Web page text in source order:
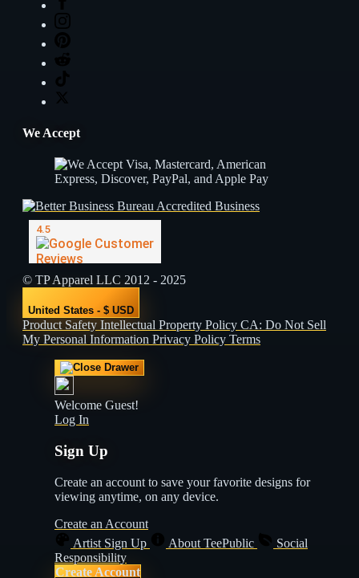
We Accept
© TP Apparel LLC 2012 - 2025
United States - $ USD
Product Safety Intellectual Property Policy CA: Do Not Sell
My Personal Information Privacy Policy Terms
Welcome Guest!
Log In
Sign Up
Create an account to save your favorite designs for
viewing anytime, on any device.
Create an Account
Artist Sign Up
About TeePublic
Social
Responsibility
Create Account